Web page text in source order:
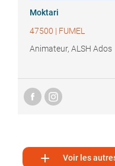
Moktari
47500 | FUMEL
Animateur, ALSH Ados
 Voir les